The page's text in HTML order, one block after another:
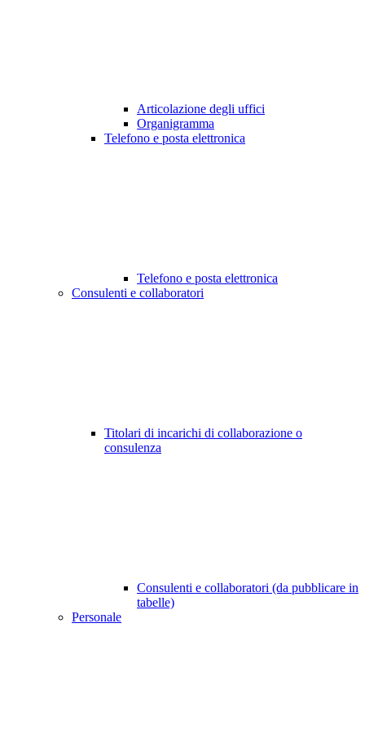
Articolazione degli uffici
Organigramma
Telefono e posta elettronica
Telefono e posta elettronica
Consulenti e collaboratori
Titolari di incarichi di collaborazione o
consulenza
Consulenti e collaboratori (da pubblicare in
tabelle)
Personale